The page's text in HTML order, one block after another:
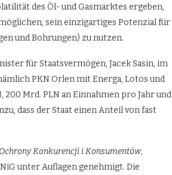
des Öl- und Gasmarktes ergeben,
sein einzigartiges Potenzial für
und Bohrungen) zu nutzen.
für Staatsvermögen, Jacek Sasin, im
PKN Orlen mit Energa, Lotos und
200 Mrd. PLN an Einnahmen pro Jahr und
dass der Staat einen Anteil von fast
Konkurencji i Konsumentów,
unter Auflagen genehmigt. Die